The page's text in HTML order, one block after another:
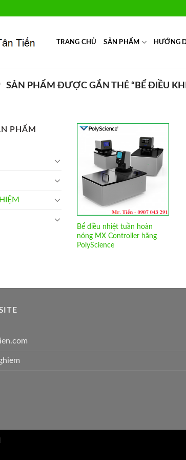
TRANG CHỦ SẢN PHẨM HƯỚNG
SẢN PHẨM ĐƯỢC GẮN THẺ “BỂ ĐIỀU
PHẨM
Add to
Wishlist
Bể điều nhiệt tuần hoàn
nóng MX Controller hãng
PolyScience